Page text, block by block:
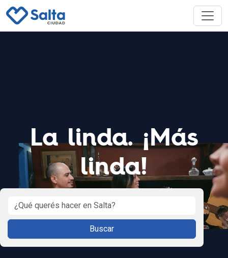
La linda. ¡Más
linda!
Buscar